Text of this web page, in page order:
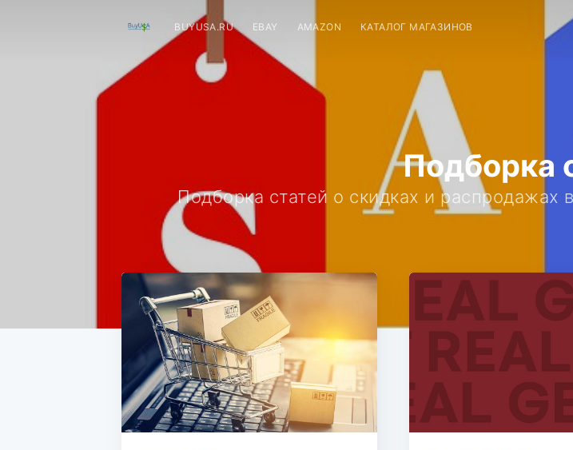
BUYUSA.RU EBAY AMAZON КАТАЛОГ МАГАЗИНОВ
Подборка
Подборка статей о скидках и